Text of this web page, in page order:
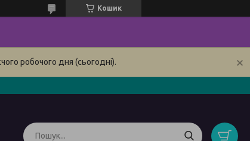
Кошик
робочого дня (сьогодні).